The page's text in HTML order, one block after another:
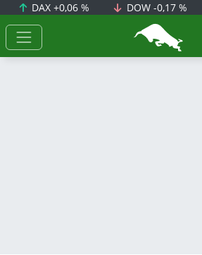
DAX+0,06 % DOW -0,17 %
BörsenNEWS.de